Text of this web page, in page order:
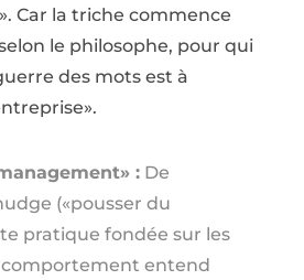
Car la triche commence
le philosophe, pour qui
des mots est à
:De
(«pousser du
pratique fondée sur les
comportement entend